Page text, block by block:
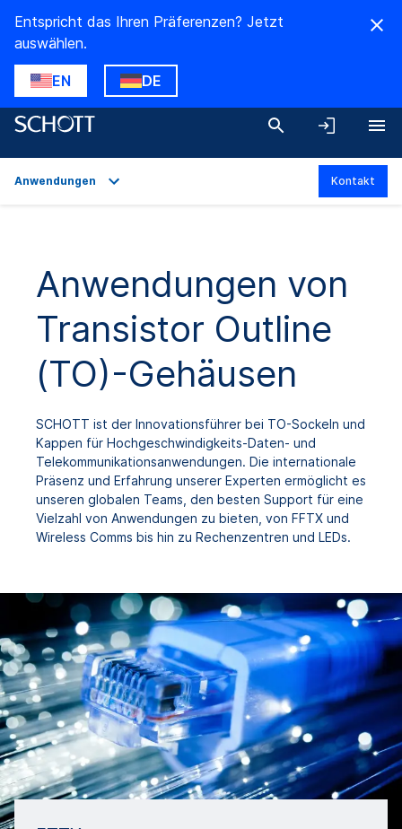
Entspricht das Ihren Präferenzen? Jetzt
auswählen.
EN DE
Technische Daten
Produktvarianten
Downloads
Anwendungen Kontakt
Anwendungen von
Transistor Outline
(TO)-Gehäusen
SCHOTT ist der Innovationsführer bei TO-Sockeln und
Kappen für Hochgeschwindigkeits-Daten- und
Telekommunikationsanwendungen. Die internationale
Präsenz und Erfahrung unserer Experten ermöglicht es
unseren globalen Teams, den besten Support für eine
Vielzahl von Anwendungen zu bieten, von FFTX und
Wireless Comms bis hin zu Rechenzentren und LEDs.